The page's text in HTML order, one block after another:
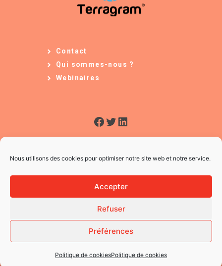
Nous utilisons des cookies pour optimiser notre site web et notre service.
Accepter
Refuser
Préférences
Politique de cookiesPolitique de cookies
Contact
Qui sommes-nous ?
Webinaires
Facebook
Twitter
LinkedIn
© 2026 L'Usine à Ges
CGV
Mentions légales